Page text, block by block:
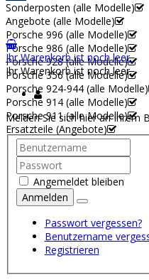
Sonderposten (alle Modelle)
Angebote (alle Modelle)
Porsche 996 (alle Modelle)
Porsche 986 (alle Modelle)
Porsche 928 (alle Modelle)
Porsche 356 (alle Modelle)
Porsche 924-944 (alle Modelle)
Porsche 914 (alle Modelle)
Porsche 911 (alle Modelle)
Ersatzteile (Angebote)
Ihr Warenkorb ist noch leer.
Ihr Warenkorb ist noch leer.
Melden Sie sich hier an Ihrem
Angemeldet bleiben
Anmelden
Passwort vergessen?
Benutzername
Registrieren